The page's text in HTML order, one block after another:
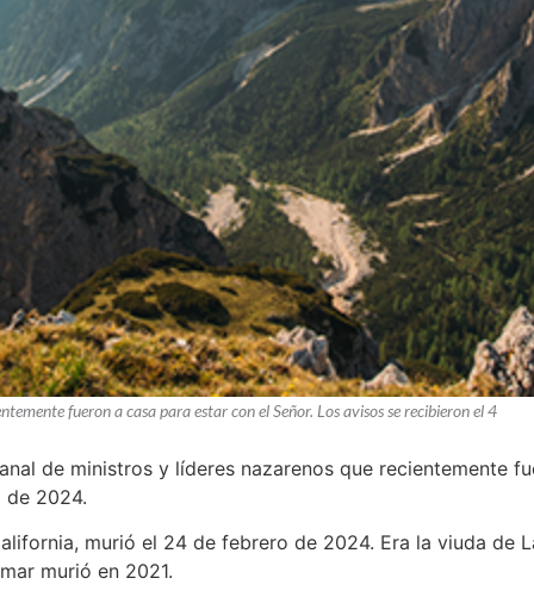
fueron a casa para estar con el Señor. Los avisos se recibieron el 4
de ministros y líderes nazarenos que recientemente
2024.
murió el 24 de febrero de 2024. Era la viuda de
murió en 2021.